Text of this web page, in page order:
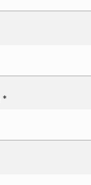
*